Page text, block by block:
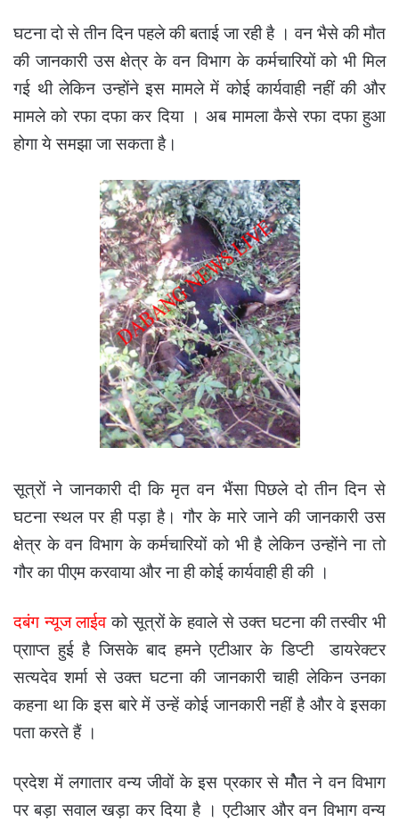
घटना दो से तीन दिन पहले की बताई जा रही है । वन भैसे की मौत
की जानकारी उस क्षेत्र के वन विभाग के कर्मचारियों को भी मिल
गई थी लेकिन उन्होंने इस मामले में कोई कार्यवाही नहीं की और
मामले को रफा दफा कर दिया । अब मामला कैसे रफा दफा हुआ
होगा ये समझा जा सकता है।
सूत्रों ने जानकारी दी कि मृत वन भैंसा पिछले दो तीन दिन से
घटना स्थल पर ही पड़ा है। गौर के मारे जाने की जानकारी उस
क्षेत्र के वन विभाग के कर्मचारियों को भी है लेकिन उन्होंने ना तो
गौर का पीएम करवाया और ना ही कोई कार्यवाही ही की ।
दबंग न्यूज लाईवको सूत्रों के हवाले से उक्त घटना की तस्वीर भी
प्रााप्त हुई है जिसके बाद हमने एटीआर के डिप्टी डायरेक्टर
सत्यदेव शर्मा से उक्त घटना की जानकारी चाही लेकिन उनका
कहना था कि इस बारे में उन्हें कोई जानकारी नहीं है और वे इसका
पता करते हैं ।
प्रदेश में लगातार वन्य जीवों के इस प्रकार से मोैत ने वन विभाग
पर बड़ा सवाल खड़ा कर दिया है । एटीआर और वन विभाग वन्य